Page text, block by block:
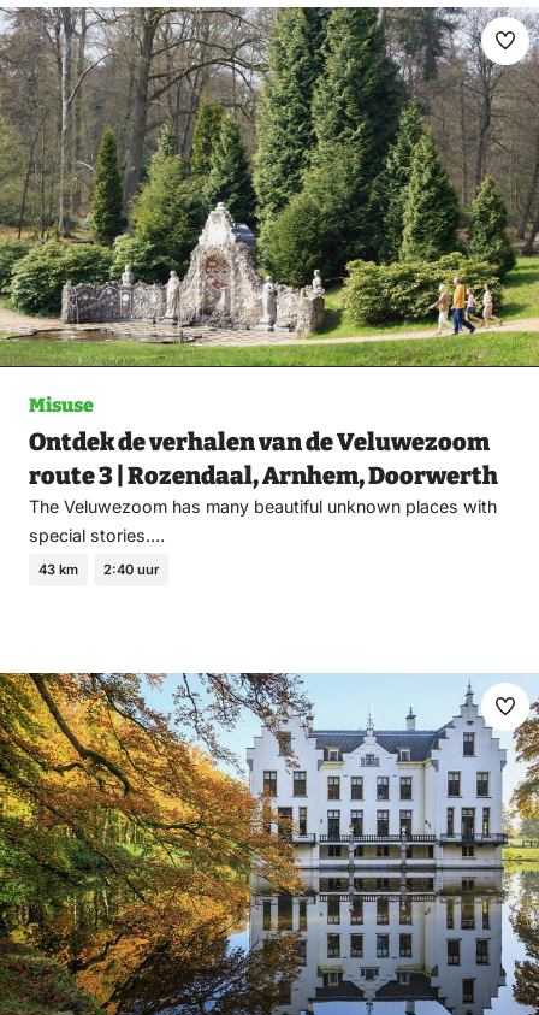
Misuse
Ontdek de verhalen van de Veluwezoom
route 3 | Rozendaal, Arnhem, Doorwerth
The Veluwezoom has many beautiful unknown places with
special stories.…
43 km 2:40 uur